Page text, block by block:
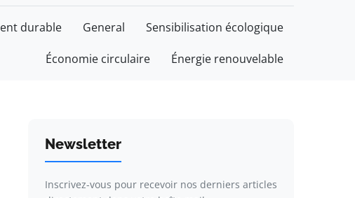
durable General Sensibilisation écologique
Économie circulaire Énergie renouvelable
Newsletter
Inscrivez-vous pour recevoir nos derniers articles